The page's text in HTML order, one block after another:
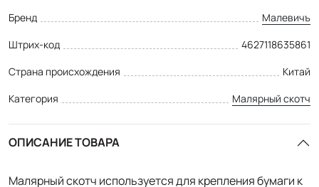
Бренд
Малевичъ
Штрих-код
4627118635861
Страна происхождения
Китай
Категория
Малярный скотч
ОПИСАНИЕ ТОВАРА
Малярный скотч используется для крепления бумаги к